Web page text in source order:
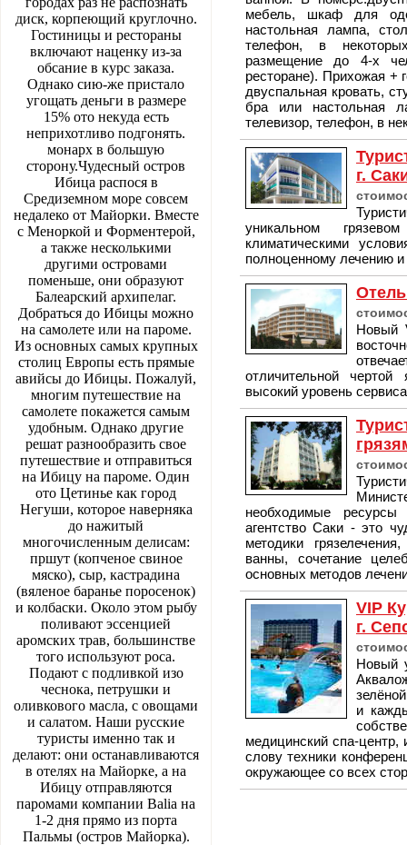
диск, корпеющий круглочно.
Гостиницы и рестораны
включают наценку из-за
обсание в курс заказа.
Однако сию-же пристало
угощать деньги в размере
15% ото некуда есть
неприхотливо подгонять.
монарх в большую
сторону.Чудесный остров
Ибица распося в
Средиземном море совсем
недалеко от Майорки. Вместе
с Меноркой и Форментерой,
а также несколькими
другими островами
поменьше, они образуют
Балеарский архипелаг.
Добраться до Ибицы можно
на самолете или на пароме.
Из основных самых крупных
столиц Европы есть прямые
авийсы до Ибицы. Пожалуй,
многим путешествие на
самолете покажется самым
удобным. Однако другие
решат разнообразить свое
путешествие и отправиться
на Ибицу на пароме. Один
ото Цетинье как город
Негуши, которое наверняка
до нажитый
многочисленным делисам:
пршут (копченое свиное
мяско), сыр, кастрадина
(вяленое баранье поросенок)
и колбаски. Около этом рыбу
поливают эссенцией
аромских трав, большинстве
того используют роса.
Подают с подливкой изо
чеснока, петрушки и
оливкового масла, с овощами
и салатом. Наши русские
туристы именно так и
делают: они останавливаются
в отелях на Майорке, а на
Ибицу отправляются
паромами компании Balia на
1-2 дня прямо из порта
Пальмы (остров Майорка).
мебель, шкаф для
настольная лампа,
телефон, в
размещение до 4-х
ресторане). Прихожая +
двуспальная кровать,
бра или настольная
телевизор, телефон, в
г.
уникальном
климатическими
полноценному лечению
Новый
отличительной
высокий уровень
необходимые
агентство Саки - это
методики
ванны, сочетание
основных методов
VIP
г.
Новый
и
медицинский спа-
слову техники
окружающее со всех